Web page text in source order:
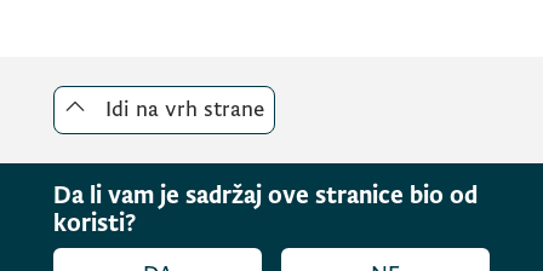
Idi na vrh strane
Da li vam je sadržaj ove stranice bio od
koristi?